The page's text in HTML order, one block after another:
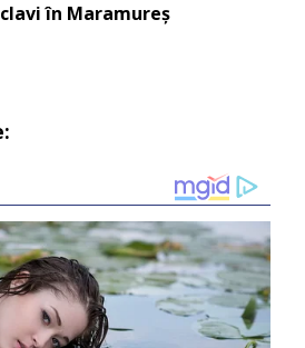
în Maramureș